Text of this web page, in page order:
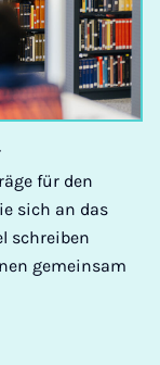
für den
sich an das
schreiben
gemeinsam